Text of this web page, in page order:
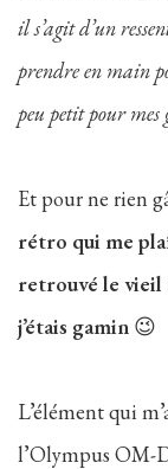
il s’agit d’un
prendre en main
peu petit pour
Et pour ne rien
rétro qui me
retrouvé le vieil
j’étais gamin 😉
L’élément qui
l’Olympus OM-